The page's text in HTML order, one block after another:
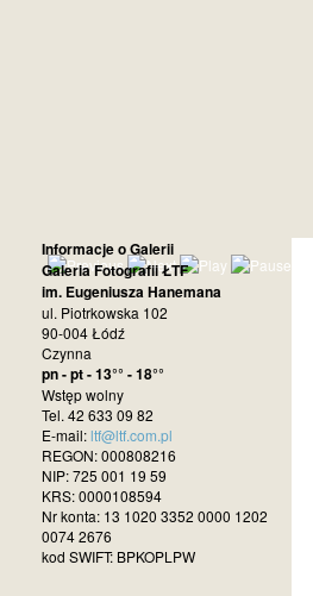
Informacje o Galerii
Galeria Fotografii ŁTF
im. Eugeniusza Hanemana
ul. Piotrkowska 102
90-004 Łódź
Czynna
pn - pt - 13°° - 18°°
Wstęp wolny
Tel. 42 633 09 82
E-mail:ltf@ltf.com.pl
REGON: 000808216
NIP: 725 001 19 59
KRS: 0000108594
Nr konta: 13 1020 3352 0000 1202
0074 2676
kod SWIFT: BPKOPLPW